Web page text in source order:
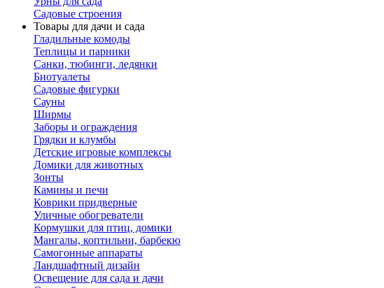
Садовые строения
Товары для дачи и сада
Гладильные комоды
Теплицы и парники
Санки, тюбинги, ледянки
Биотуалеты
Садовые фигурки
Сауны
Ширмы
Заборы и ограждения
Грядки и клумбы
Детские игровые комплексы
Домики для животных
Зонты
Камины и печи
Коврики придверные
Уличные обогреватели
Кормушки для птиц, домики
Мангалы, коптильни, барбекю
Самогонные аппараты
Ландшафтный дизайн
Освещение для сада и дачи